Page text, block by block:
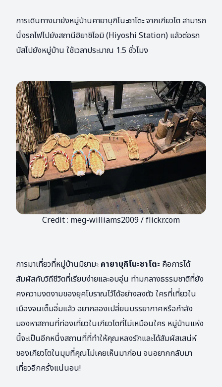
การเดินทางมายังหมู่บ้านคายาบุกิโนะซาโตะ จากเกียวโต สามารถ
นั่งรถไฟไปยังสถานีฮิยาชิโอมิ (Hiyoshi Station) แล้วต่อรถ
บัสไปยังหมู่บ้าน ใช้เวลาประมาณ 1.5 ชั่วโมง
Credit : meg-williams2009 / flickr.com
การมาเที่ยวที่หมู่บ้านมิยามะคายาบุกิโนะซาโตะ คือการได้
สัมผัสกับวิถีชีวิตที่เรียบง่ายและอบอุ่น ท่ามกลางธรรมชาติที่ยัง
คงความงดงามของยุคโบราณไว้ได้อย่างลงตัว ใครที่เที่ยวใน
เมืองจนเต็มอิ่มแล้ว อยากลองเปลี่ยนบรรยากาศหรือกำลัง
มองหาสถานที่ท่องเที่ยวในเกียวโตที่ไม่เหมือนใคร หมู่บ้านแห่ง
นี้จะเป็นอีกหนึ่งสถานที่ที่ทำให้คุณหลงรักและได้สัมผัสเสน่ห์
ของเกียวโตในมุมที่คุณไม่เคยเห็นมาก่อน จนอยากกลับมา
เที่ยวอีกครั้งแน่นอน!